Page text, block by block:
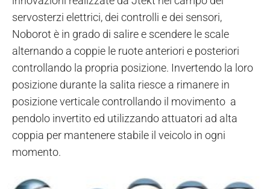
servosterzi elettrici, dei controlli e dei sensori,
Noborot è in grado di salire e scendere le scale
alternando a coppie le ruote anteriori e posteriori
controllando la propria posizione. Invertendo la loro
posizione durante la salita riesce a rimanere in
posizione verticale controllando il movimento a
pendolo invertito ed utilizzando attuatori ad alta
coppia per mantenere stabile il veicolo in ogni
momento.